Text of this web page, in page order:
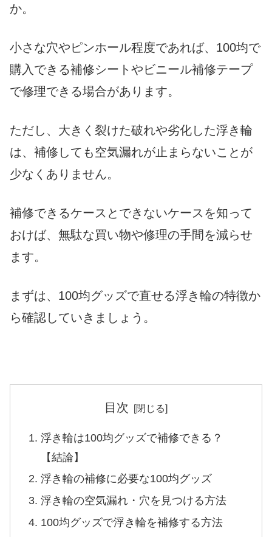
か。
小さな穴やピンホール程度であれば、100均で
購入できる補修シートやビニール補修テープ
で修理できる場合があります。
ただし、大きく裂けた破れや劣化した浮き輪
は、補修しても空気漏れが止まらないことが
少なくありません。
補修できるケースとできないケースを知って
おけば、無駄な買い物や修理の手間を減らせ
ます。
まずは、100均グッズで直せる浮き輪の特徴か
ら確認していきましょう。
目次
浮き輪は100均グッズで補修できる？
【結論】
浮き輪の補修に必要な100均グッズ
浮き輪の空気漏れ・穴を見つける方法
100均グッズで浮き輪を補修する方法